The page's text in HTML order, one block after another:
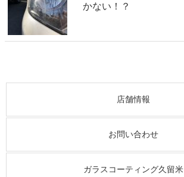
かない！？
店舗情報
お問い合わせ
ガラスコーティング久留米